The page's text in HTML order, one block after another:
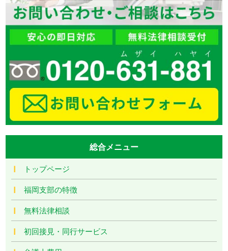
総合メニュー
トップページ
福岡支部の特徴
無料法律相談
初回接見・同行サービス